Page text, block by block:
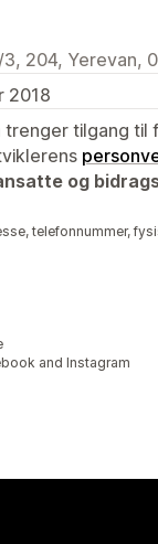
204, Yerevan,
2018
trenger tilgang til
og
telefonnummer,
and Instagram